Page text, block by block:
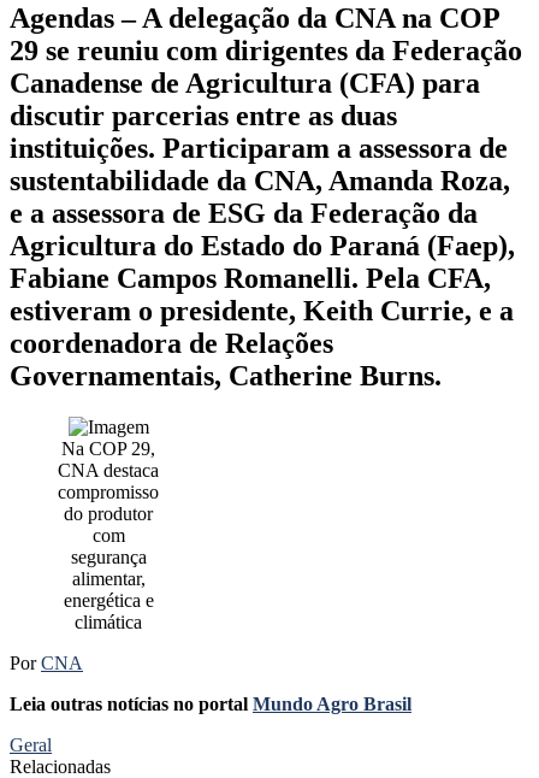
Agendas– A delegação da CNA na COP
29 se reuniu com dirigentes da Federação
Canadense de Agricultura (CFA) para
discutir parcerias entre as duas
instituições. Participaram a assessora de
sustentabilidade da CNA, Amanda Roza,
e a assessora de ESG da Federação da
Agricultura do Estado do Paraná (Faep),
Fabiane Campos Romanelli. Pela CFA,
estiveram o presidente, Keith Currie, e a
coordenadora de Relações
Governamentais, Catherine Burns.
Na COP 29,
CNA destaca
compromisso
do produtor
com
segurança
alimentar,
energética e
climática
PorCNA
Leia outras notícias no portal Mundo Agro Brasil
Geral
Relacionadas